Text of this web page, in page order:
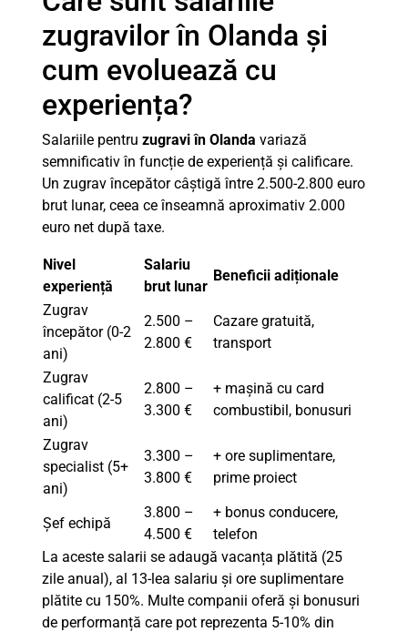
zugravilor în Olanda și
cum evoluează cu
experiența?
Salariile pentru zugravi în Olanda variază
semnificativ în funcție de experiență și calificare.
Un zugrav începător câștigă între 2.500-2.800 euro
brut lunar, ceea ce înseamnă aproximativ 2.000
euro net după taxe.
Nivel
experiență
Salariu
brut lunar
Beneficii adiționale
Zugrav
începător (0-2
ani)
2.500 –
2.800 €
Cazare gratuită,
transport
Zugrav
calificat (2-5
ani)
2.800 –
3.300 €
+ mașină cu card
combustibil, bonusuri
Zugrav
specialist (5+
ani)
3.300 –
3.800 €
+ ore suplimentare,
prime proiect
Șef echipă
3.800 –
4.500 €
+ bonus conducere,
telefon
La aceste salarii se adaugă vacanța plătită (25
zile anual), al 13-lea salariu și ore suplimentare
plătite cu 150%. Multe companii oferă și bonusuri
de performanță care pot reprezenta 5-10% din